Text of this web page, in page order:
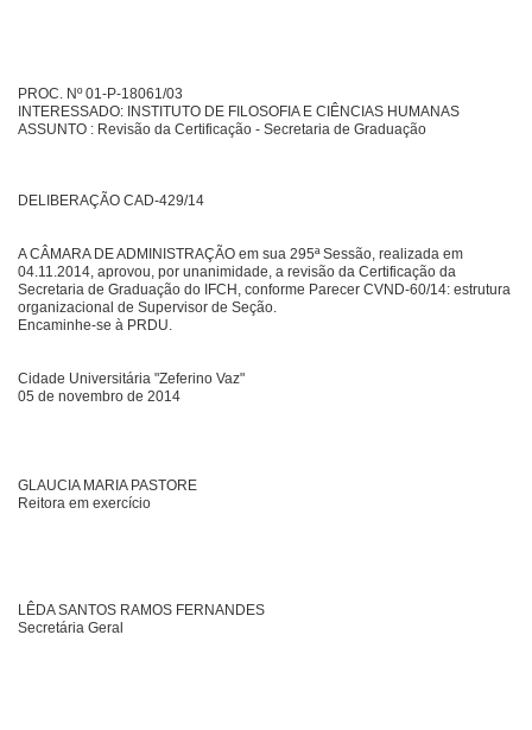
PROC. Nº 01-P-18061/03
INTERESSADO: INSTITUTO DE FILOSOFIA E CIÊNCIAS HUMANAS
ASSUNTO : Revisão da Certificação - Secretaria de Graduação
DELIBERAÇÃO CAD-429/14
A CÂMARA DE ADMINISTRAÇÃO em sua 295ª Sessão, realizada em
04.11.2014, aprovou, por unanimidade, a revisão da Certificação da
Secretaria de Graduação do IFCH, conforme Parecer CVND-60/14: estrutura
organizacional de Supervisor de Seção.
Encaminhe-se à PRDU.
Cidade Universitária "Zeferino Vaz"
05 de novembro de 2014
GLAUCIA MARIA PASTORE
Reitora em exercício
LÊDA SANTOS RAMOS FERNANDES
Secretária Geral